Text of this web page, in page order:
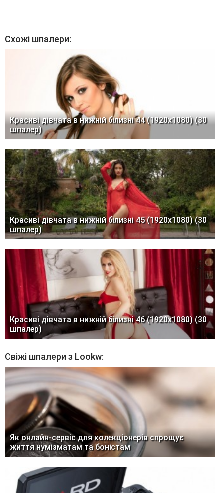
Схожі шпалери:
Красиві дівчата в нижній білизні 44 (1920x1080) (30
шпалер)
Красиві дівчата в нижній білизні 45 (1920x1080) (30
шпалер)
Красиві дівчата в нижній білизні 46 (1920x1080) (30
шпалер)
Свіжі шпалери з Lookw:
Як онлайн-сервіс для колекціонерів спрощує
життя нумізматам та боністам